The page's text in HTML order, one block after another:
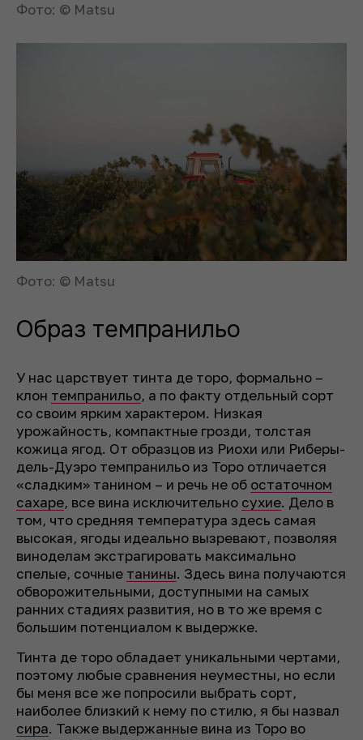
Фото: © Matsu
Фото: © Matsu
Образ темпранильо
У нас царствует тинта де торо, формально –
клон темпранильо, а по факту отдельный сорт
со своим ярким характером. Низкая
урожайность, компактные грозди, толстая
кожица ягод. От образцов из Риохи или Риберы-
дель-Дуэро темпранильо из Торо отличается
«сладким» танином – и речь не об остаточном
сахаре, все вина исключительно сухие. Дело в
том, что средняя температура здесь самая
высокая, ягоды идеально вызревают, позволяя
виноделам экстрагировать максимально
спелые, сочные танины. Здесь вина получаются
обворожительными, доступными на самых
ранних стадиях развития, но в то же время с
большим потенциалом к выдержке.
Тинта де торо обладает уникальными чертами,
поэтому любые сравнения неуместны, но если
бы меня все же попросили выбрать сорт,
наиболее близкий к нему по стилю, я бы назвал
сира. Также выдержанные вина из Торо во